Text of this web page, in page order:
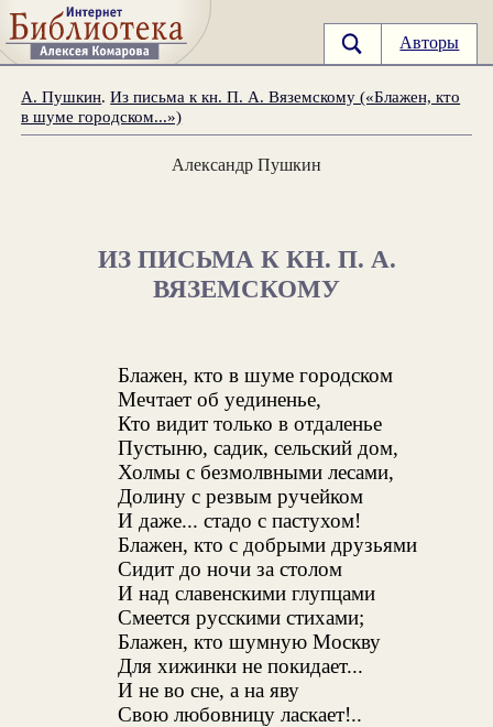
Авторы
А. Пушкин.Из письма к кн. П. А. Вяземскому («Блажен, кто
в шуме городском...»)
Александр Пушкин
ИЗ ПИСЬМА К КН. П. А.
ВЯЗЕМСКОМУ
Блажен, кто в шуме городском
Мечтает об уединенье,
Кто видит только в отдаленье
Пустыню, садик, сельский дом,
Холмы с безмолвными лесами,
Долину с резвым ручейком
И даже... стадо с пастухом!
Блажен, кто с добрыми друзьями
Сидит до ночи за столом
И над славенскими глупцами
Смеется русскими стихами;
Блажен, кто шумную Москву
Для хижинки не покидает...
И не во сне, а на яву
Свою любовницу ласкает!..